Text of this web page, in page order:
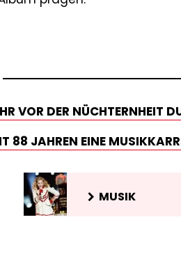
VOR DER NÜCHTERNHEIT
88 JAHREN EINE
MUSIK